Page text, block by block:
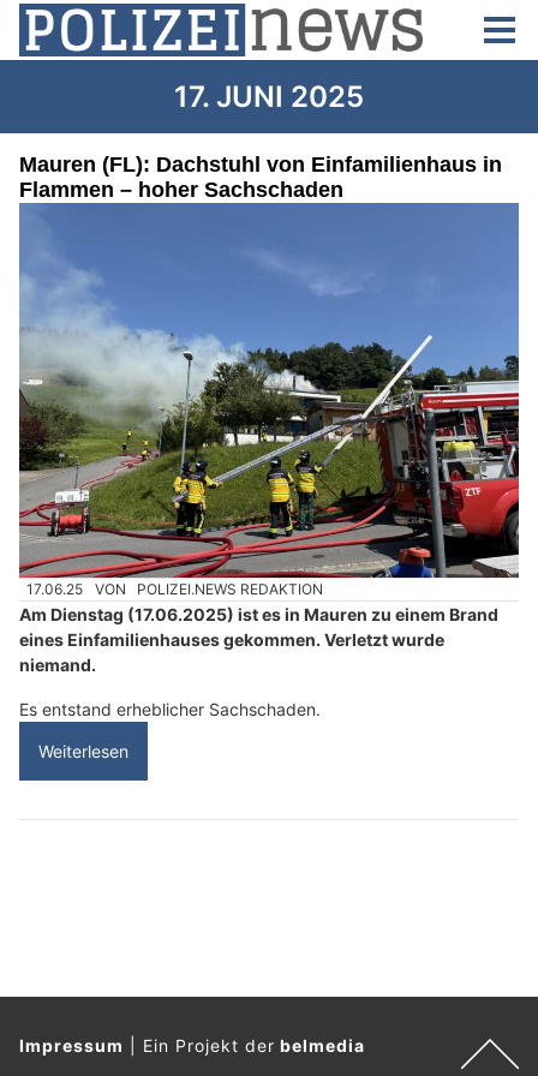
17. JUNI 2025
Mauren (FL): Dachstuhl von Einfamilienhaus in
Flammen – hoher Sachschaden
17.06.25 VON POLIZEI.NEWS REDAKTION
Am Dienstag (17.06.2025) ist es in Mauren zu einem Brand
eines Einfamilienhauses gekommen. Verletzt wurde
niemand.
Es entstand erheblicher Sachschaden.
Weiterlesen
Impressum Ein Projekt derbelmedia